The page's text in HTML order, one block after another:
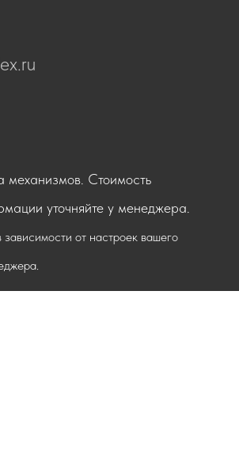
механизмов. Стоимость
уточняйте у менеджера.
от настроек вашего